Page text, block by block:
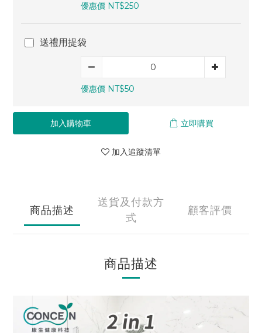
優惠價 NT$250
送禮用提袋
優惠價 NT$50
加入購物車 立即購買
加入追蹤清單
商品描述
送貨及付款方
式
顧客評價
商品描述